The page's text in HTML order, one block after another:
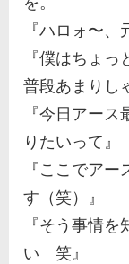
『ハロォ〜、
『僕はちょ
普段あまりし
『今日アー
りたいって』
『ここでア
す（笑）』
『そう事情
い 笑』